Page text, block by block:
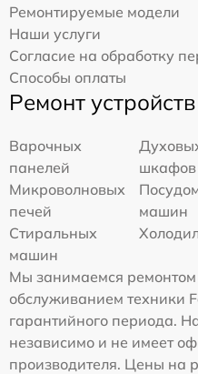
Ремонтируемые модели
Наши услуги
Согласие на обработку
Способы оплаты
Ремонт устройств
Варочных
панелей
шкафов
Микроволновых
печей
машин
Стиральных
машин
Мы занимаемся ремонтом
обслуживанием техники
гарантийного периода.
независимо и не имеет
производителя. Цены на